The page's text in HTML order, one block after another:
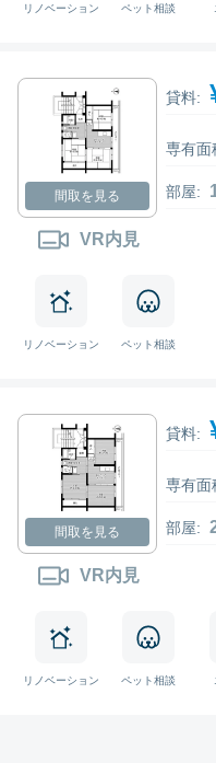
リノベーション ペット相談
間取を見る
VR内見
貸料:
専有面
部屋:
リノベーション ペット相談
間取を見る
VR内見
貸料:
専有面
部屋:
リノベーション ペット相談